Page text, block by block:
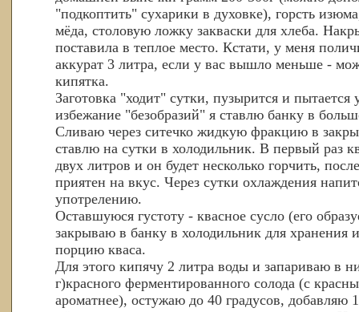
"подкоптить" сухарики в духовке), горсть
мёда, столовую ложку закваски для хлеба.
поставила в теплое место. Кстати, у меня
аккурат 3 литра, если у вас вышло меньше -
кипятка.
Заготовка "ходит" сутки, пузырится и пытается
избежание "безобразий" я ставлю банку в
Сливаю через ситечко жидкую фракцию в
ставлю на сутки в холодильник. В первый раз
двух литров и он будет несколько горчить,
приятен на вкус. Через сутки охлаждения
употрелению.
Оставшуюся густоту - квасное сусло (его
закрываю в банку в холодильник для
порцию кваса.
Для этого кипячу 2 литра воды и запариваю в
г)красного ферментированного солода (с
ароматнее), остужаю до 40 градусов, добавляю